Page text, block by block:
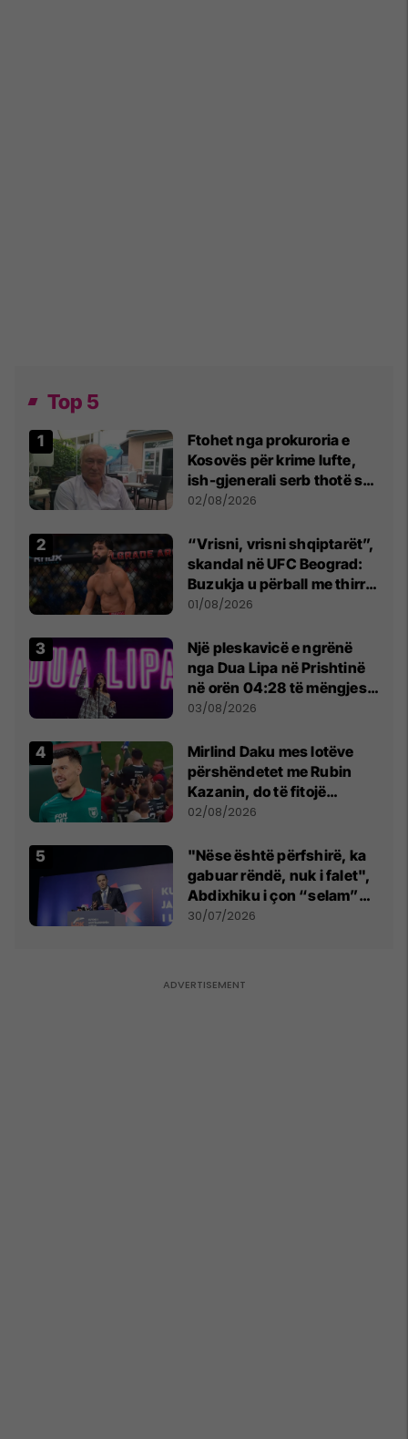
Top 5
Ftohet nga prokuroria e
Kosovës për krime lufte,
ish-gjenerali serb thotë se
dikush e tradhtoi në
02/08/2026
“Vrisni, vrisni shqiptarët”,
skandal në UFC Beograd:
Buzukja u përball me thirrje
anti-shqiptare nga
01/08/2026
Një pleskavicë e ngrënë
nga Dua Lipa në Prishtinë
në orën 04:28 të mëngjesit
- dhe bota digjitale serbe
03/08/2026
Mirlind Daku mes lotëve
përshëndetet me Rubin
Kazanin, do të fitojë
miliona te Spartak Moska
02/08/2026
"Nëse është përfshirë, ka
gabuar rëndë, nuk i falet",
Abdixhiku i çon “selam”
Përparim Ramës
30/07/2026